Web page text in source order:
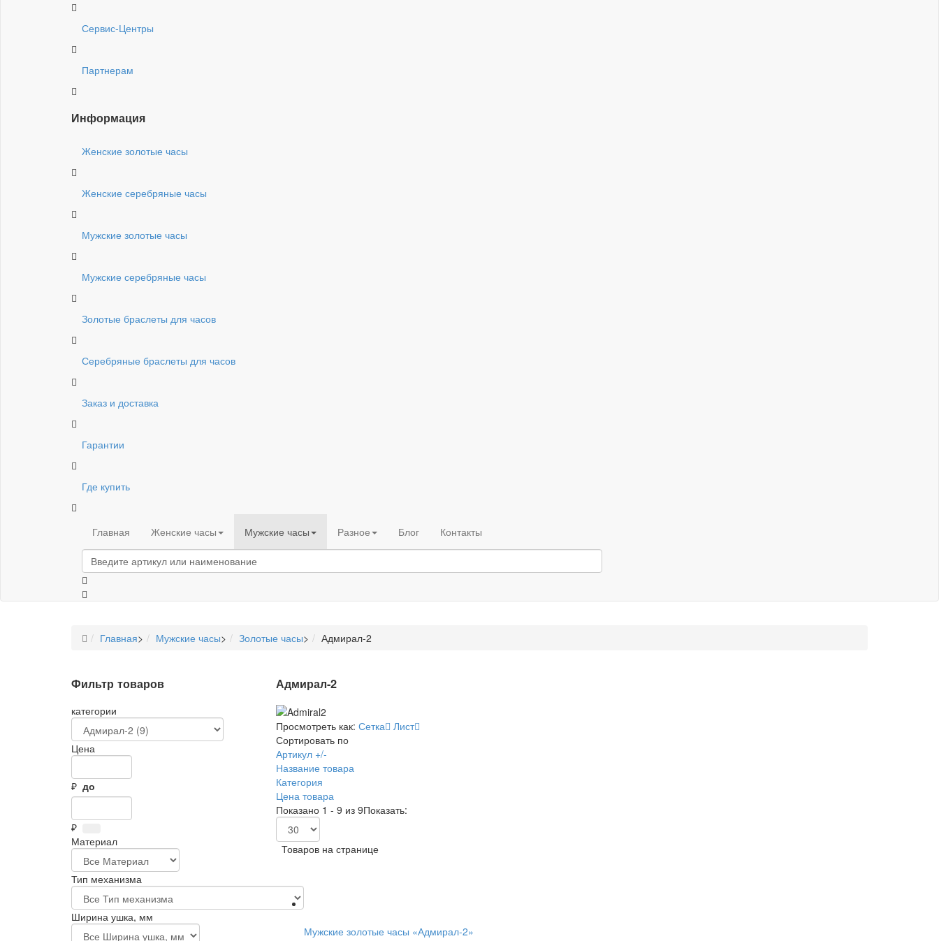
Сервис-Центры
Партнерам
Информация
Женские золотые часы
Женские серебряные часы
Мужские золотые часы
Мужские серебряные часы
Золотые браслеты для часов
Серебряные браслеты для часов
Заказ и доставка
Гарантии
Где купить
Главная Женские часы Мужские часы Разное Блог Контакты
Главная> Мужские часы> Золотые часы> Адмирал-2
Фильтр товаров
категории
Цена
₽ до
₽
Материал
Тип механизма
Ширина ушка, мм
Адмирал-2
Просмотреть как: Сетка
Лист
Сортировать по
Артикул +/-
Название товара
Категория
Цена товара
Показано 1 - 9 из 9Показать:
Товаров на странице
Мужские золотые часы «Адмирал-2»